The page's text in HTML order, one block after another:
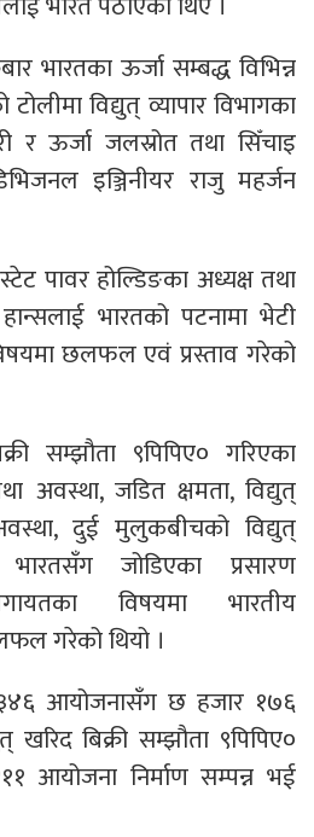
भारतका ऊर्जा सम्बद्ध विभिन्न
विद्युत् व्यापार विभागका
र ऊर्जा जलस्रोत तथा सिँचाइ
इञ्जिनीयर राजु महर्जन
पावर होल्डिङका अध्यक्ष तथा
भारतको पटनामा भेटी
छलफल एवं प्रस्ताव गरेको
सम्झौता ९पिपिए० गरिएका
अवस्था, जडित क्षमता, विद्युत्
दुई मुलुकबीचको विद्युत्
भारतसँग जोडिएका प्रसारण
विषयमा भारतीय
गरेको थियो ।
आयोजनासँग छ हजार १७६
खरिद बिक्री सम्झौता ९पिपिए०
आयोजना निर्माण सम्पन्न भई